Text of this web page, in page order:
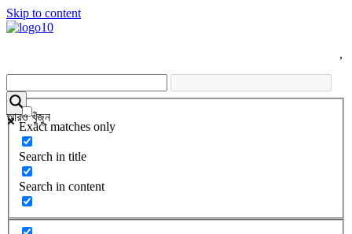
Skip to content
,
আরও খুঁজুন
Exact matches only
Search in title
Search in content